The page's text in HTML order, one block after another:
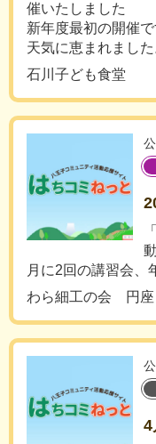
催いたしました
新年度最初の開催で
天気に恵まれまし
石川子ども食堂
月に2回の講習会、
わら細工の会 円座
4